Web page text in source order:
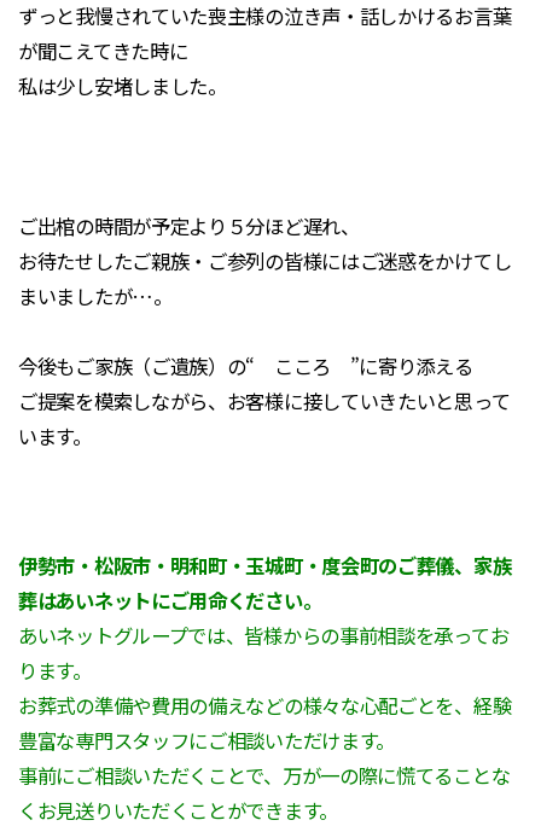
ずっと我慢されていた喪主様の泣き声・話しかけるお言葉
が聞こえてきた時に
私は少し安堵しました。
ご出棺の時間が予定より５分ほど遅れ、
お待たせしたご親族・ご参列の皆様にはご迷惑をかけてし
まいましたが…。
今後もご家族（ご遺族）の“ こころ ”に寄り添える
ご提案を模索しながら、お客様に接していきたいと思って
います。
伊勢市・松阪市・明和町・玉城町・度会町のご葬儀、家族
葬はあいネットにご用命ください。
あいネットグループでは、皆様からの事前相談を承ってお
ります。
お葬式の準備や費用の備えなどの様々な心配ごとを、経験
豊富な専門スタッフにご相談いただけます。
事前にご相談いただくことで、万が一の際に慌てることな
くお見送りいただくことができます。